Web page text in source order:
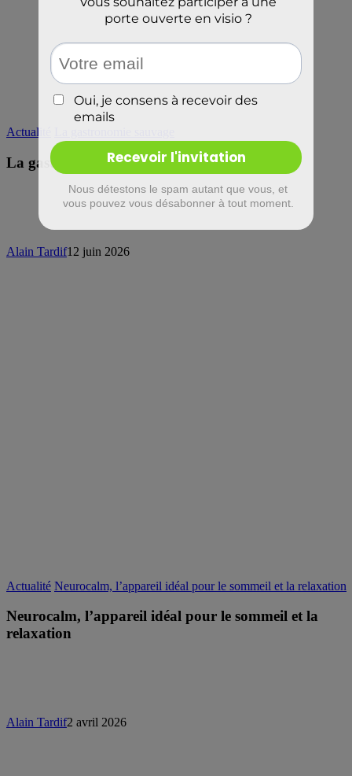
Actualité
La gastronomie sauvage
Alain Tardif12 juin 2026
Actualité Neurocalm, l’appareil idéal pour le sommeil et la relaxation
Neurocalm, l’appareil idéal pour le sommeil et la
relaxation
Alain Tardif2 avril 2026